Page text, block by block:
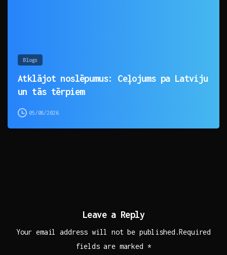
Blogs
Atklājot noslēpumus: Ceļojums pa Latviju
un tās tērpiem
05/08/2026
Leave a Reply
Your email address will not be published.Required
fields are marked *